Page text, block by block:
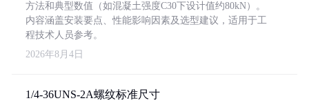
方法和典型数值（如混凝土强度C30下设计值约80kN）。
内容涵盖安装要点、性能影响因素及选型建议，适用于工
程技术人员参考。
2026年8月4日
1/4-36UNS-2A螺纹标准尺寸